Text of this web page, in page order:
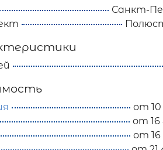
Санкт-
от 10
от 16
от 16